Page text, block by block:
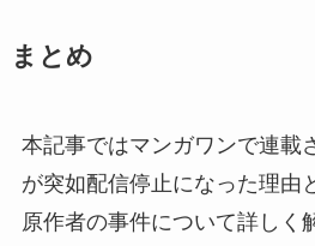
まとめ
本記事ではマンガワンで連載
が突如配信停止になった理由
原作者の事件について詳しく